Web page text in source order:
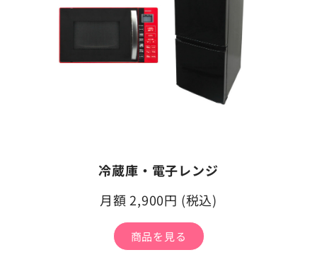
冷蔵庫・電子レンジ
月額 2,900円 (税込)
商品を見る